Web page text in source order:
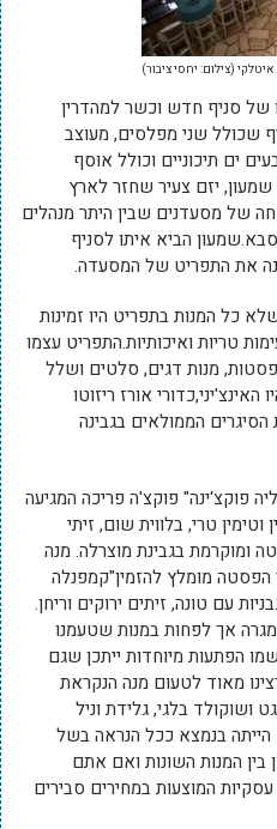
(צילום: יחסי ציבור)
סניף חדש וכשר למהדרין
שכולל שני מפלסים, מעוצב
ים תיכוניים וכולל אוסף
יזם צעיר שחזר לארץ
של מסעדנים שבין היתר מנהלים
הביא איתו לסניף
את התפריט של המסעדה.
כל המנות בתפריט היו זמינות
טריות ואיכותיות.התפריט עצמו
מנות דגים, סלטים ושלל
אורז ריזוטו
הסיגרים הממולאים בגבינה
פוקצ‘ינה" פוקצ'ה פריכה המגיעה
טרי, בלווית שום, זיתי
ומוקרמת בגבינת מוצרלה. מנה
מומלץ להזמין"קמפנלה
עם טונה, זיתים ירוקים וריחן.
אך לפחות במנות שטעמנו
הפתעות מיוחדות ייתכן שגם
מאוד לטעום מנה הנקראת
ושוקולד בלגי, גלידת וניל
בנמצא ככל הנראה בשל
בין המנות השונות ואם אתם
המוצעות במחירים סבירים